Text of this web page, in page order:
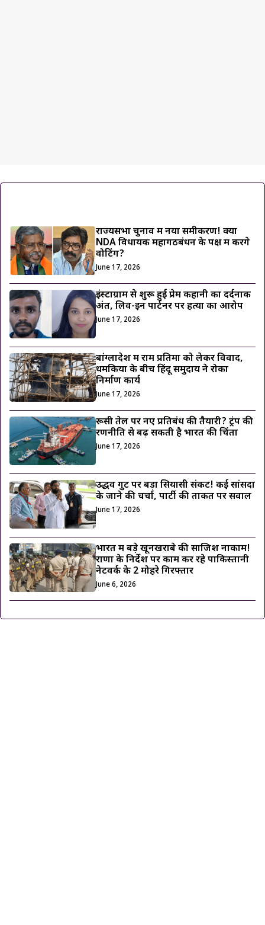
राज्यसभा चुनाव में नया समीकरण! क्या
NDA विधायक महागठबंधन के पक्ष में करेंगे
वोटिंग?
June 17, 2026
इंस्टाग्राम से शुरू हुई प्रेम कहानी का दर्दनाक
अंत, लिव-इन पार्टनर पर हत्या का आरोप
June 17, 2026
बांग्लादेश में राम प्रतिमा को लेकर विवाद,
धमकियों के बीच हिंदू समुदाय ने रोका
निर्माण कार्य
June 17, 2026
रूसी तेल पर नए प्रतिबंध की तैयारी? ट्रंप की
रणनीति से बढ़ सकती है भारत की चिंता
June 17, 2026
उद्धव गुट पर बड़ा सियासी संकट! कई सांसदों
के जाने की चर्चा, पार्टी की ताकत पर सवाल
June 17, 2026
भारत में बड़े खूनखराबे की साजिश नाकाम!
राणा के निर्देश पर काम कर रहे पाकिस्तानी
नेटवर्क के 2 मोहरे गिरफ्तार
June 6, 2026